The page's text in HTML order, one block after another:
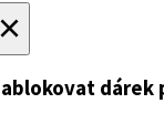
dárek